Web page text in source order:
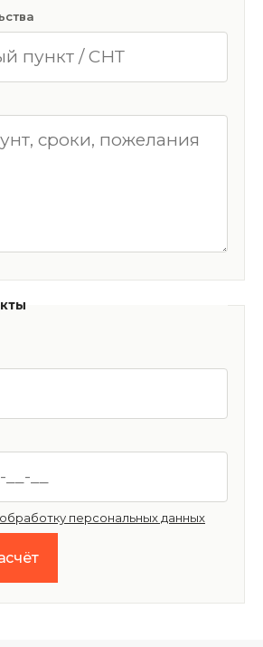
обработку персональных данных